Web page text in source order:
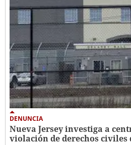
DENUNCIA
Nueva Jersey investiga a
violación de derechos civiles